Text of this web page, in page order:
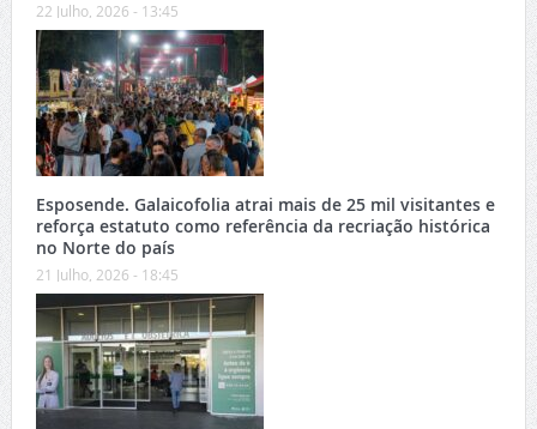
22 Julho, 2026 - 13:45
Esposende. Galaicofolia atrai mais de 25 mil visitantes e
reforça estatuto como referência da recriação histórica
no Norte do país
21 Julho, 2026 - 18:45